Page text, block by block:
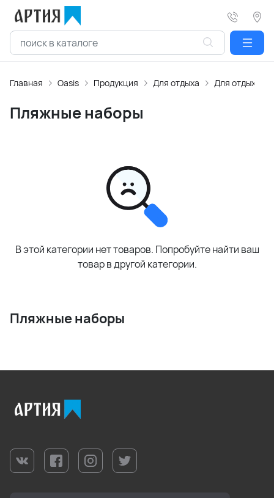
Главная Oasis Продукция Для отдыха Для отдыха
Пляжные наборы
В этой категории нет товаров. Попробуйте найти ваш
товар в другой категории.
Пляжные наборы